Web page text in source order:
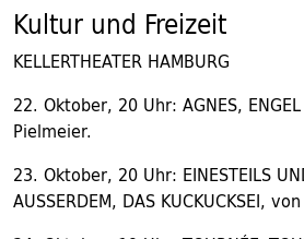
Kultur und Freizeit
KELLERTHEATER HAMBURG
22. Oktober, 20 Uhr: AGNES,
Pielmeier.
23. Oktober, 20 Uhr: EINESTEILS
AUSSERDEM, DAS KUCKUCKSEI,